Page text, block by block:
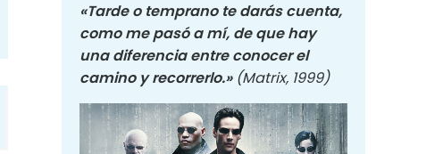
«Tarde o temprano te darás cuenta,
como me pasó a mí, de que hay
una diferencia entre conocer el
camino y recorrerlo.» (Matrix, 1999)